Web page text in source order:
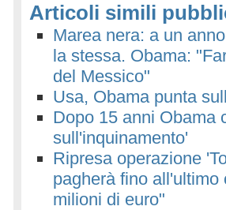
Articoli simili
Marea nera: a un
la stessa. Obama:
del Messico"
Usa, Obama punta
Dopo 15 anni Obama
sull'inquinamento'
Ripresa operazione
pagherà fino
milioni di euro"